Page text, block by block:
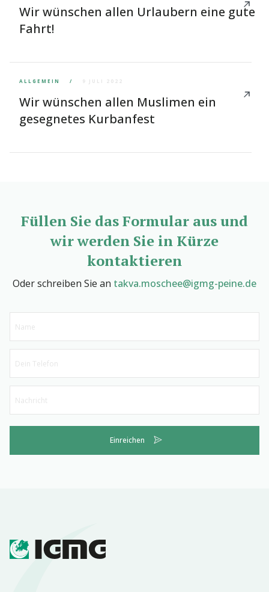
Wir wünschen allen Urlaubern eine gute
Fahrt!
ALLGEMEIN 9 JULI 2022
Wir wünschen allen Muslimen ein
gesegnetes Kurbanfest
Füllen Sie das Formular aus und
wir werden Sie in Kürze
kontaktieren
Oder schreiben Sie an takva.moschee@igmg-peine.de
Einreichen